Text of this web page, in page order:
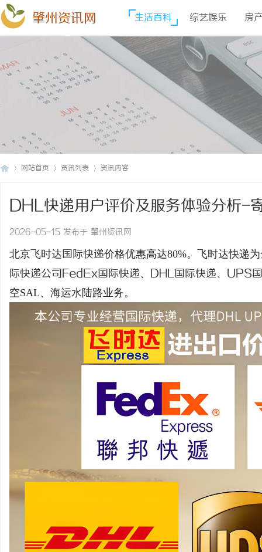
肇州资讯网 生活百科 综艺娱乐 房
网站首页 资讯列表 资讯内容
DHL快递用户评价及服务体验分析-
2026-05-15 发布于 肇州资讯网
北京 飞时达 国际快递价格优惠高达80%。飞时达快递
际快递公司FedEx国际快递、 DHL国际快递、 UPS
空SAL、海运水陆路业务。
汉配眼镜 上海配眼镜 武汉配眼镜 上海配眼镜